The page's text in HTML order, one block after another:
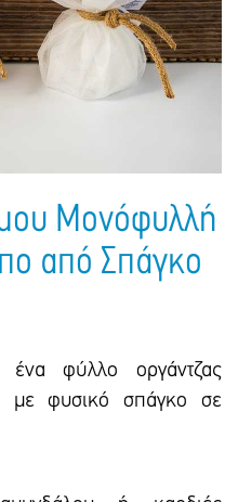
Μονόφυλλή
από Σπάγκο
φύλλο οργάντζας
με φυσικό σπάγκο σε